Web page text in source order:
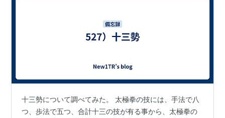
十三勢について調べてみた。 太極拳の技には、手法で八
つ、歩法で五つ、合計十三の技が有る事から、太極拳の